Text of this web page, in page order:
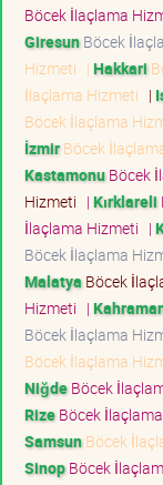
Böcek İlaçlama
GiresunBöcek
Hizmeti | Hakkari
İlaçlama Hizmeti |
Böcek İlaçlama
İzmirBöcek
KastamonuBöcek
Hizmeti | Kırklareli
İlaçlama Hizmeti |
Böcek İlaçlama
Malatya Böcek
Hizmeti |
Böcek İlaçlama
Böcek İlaçlama
NiğdeBöcek
RizeBöcek
SamsunBöcek
SinopBöcek